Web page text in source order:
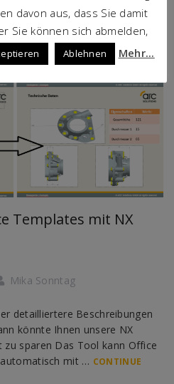
Templates mit NX
Mika Sonntag
detailliertere Beschreibungen
könnte Ihnen unsere NX
zu sparen Das Tool kann Office
mit … CONTINUE
davon aus, dass Sie damit
Sie können sich abmelden,
Ablehnen Mehr...